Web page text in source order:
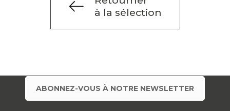
à la sélection
ABONNEZ-VOUS À NOTRE NEWSLETTER